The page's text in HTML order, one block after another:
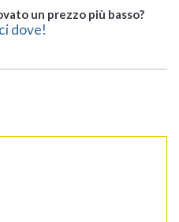
un prezzo più basso?
dove!